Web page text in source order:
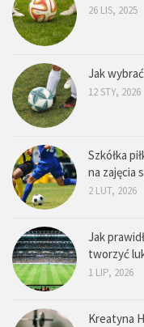
26 LIS, 2025
Jak
12 STY, 2026
Szkółka
na zajęcia
2 LUT, 2026
Jak
tworzyć
1 LIP, 2026
Kreatyna